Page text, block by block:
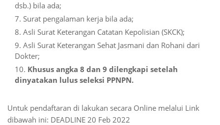
dsb.) bila ada;
Surat pengalaman kerja bila ada;
Asli Surat Keterangan Catatan Kepolisian (SKCK);
Asli Surat Keterangan Sehat Jasmani dan Rohani dari
Dokter;
Khusus angka 8 dan 9 dilengkapi setelah
dinyatakan lulus seleksi PPNPN.
Untuk pendaftaran di lakukan secara Online melalui Link
dibawah ini: DEADLINE 20 Feb 2022